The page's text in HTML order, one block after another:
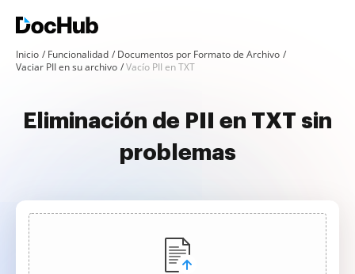
Inicio Funcionalidad
Documentos por Formato de Archivo
Vaciar PII en su archivo
Vacío PII en TXT
Eliminación de PII en TXT sin
problemas